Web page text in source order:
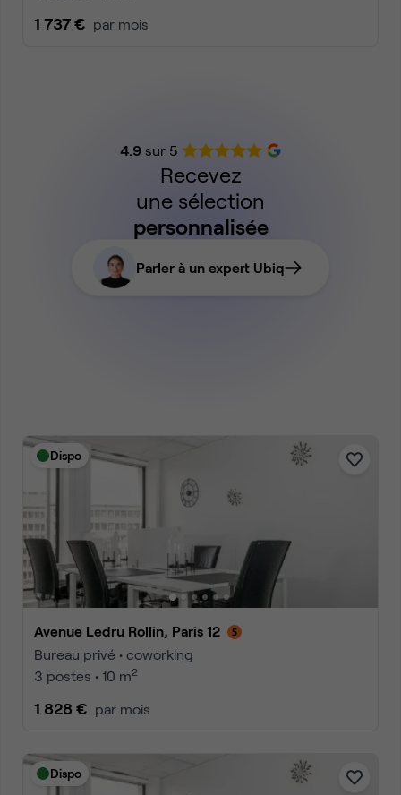
1 737 € par mois
4.9sur 5
Recevez
une sélection
personnalisée
Parler à un expert Ubiq
Dispo
Avenue Ledru Rollin, Paris 12
Bureau privé • coworking
3 postes • 10 m2
1 828 € par mois
Dispo